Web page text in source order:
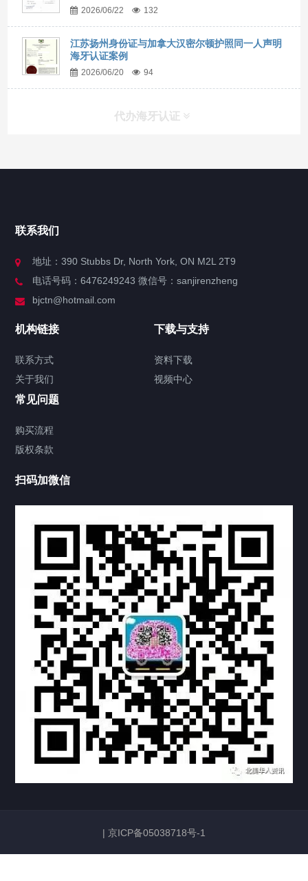
2026/06/22 132
江苏扬州身份证与加拿大汉密尔顿护照同一人声明
海牙认证案例
2026/06/20 94
代办海牙认证
服务分类
签署类文件海牙认证程序费用
视频中心
热门标签 TAG
机构链接
联系方式 关于我们
下载与支持
资料下载 视频中心
常见问题
购买流程 版权条款
联系我们
地址：390 Stubbs Dr, North York, ON M2L 2T9
电话号码：6476249243 微信号：sanjirenzheng
bjctn@hotmail.com
机构链接
联系方式
关于我们
下载与支持
资料下载
视频中心
常见问题
购买流程
版权条款
扫码加微信
| 京ICP备05038718号-1